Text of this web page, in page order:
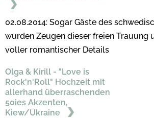
02.08.2014: Sogar Gäste des
wurden Zeugen dieser freien Trauung
voller romantischer Details
Olga & Kirill - "Love is
Rock'n'Roll" Hochzeit mit
allerhand überraschenden
50ies Akzenten,
Kiew/Ukraine